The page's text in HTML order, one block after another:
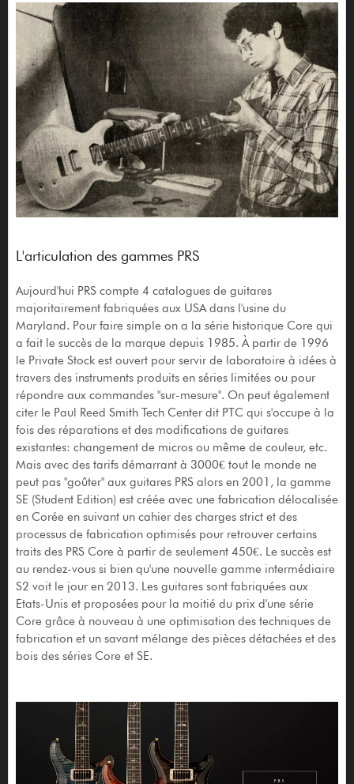
L'articulation des gammes PRS
Aujourd'hui PRS compte 4 catalogues de guitares
majoritairement fabriquées aux USA dans l'usine du
Maryland. Pour faire simple on a la série historique Core qui
a fait le succès de la marque depuis 1985. À partir de 1996
le Private Stock est ouvert pour servir de laboratoire à idées à
travers des instruments produits en séries limitées ou pour
répondre aux commandes "sur-mesure". On peut également
citer le Paul Reed Smith Tech Center dit PTC qui s'occupe à la
fois des réparations et des modifications de guitares
existantes: changement de micros ou même de couleur, etc.
Mais avec des tarifs démarrant à 3000€ tout le monde ne
peut pas "goûter" aux guitares PRS alors en 2001, la gamme
SE (Student Edition) est créée avec une fabrication délocalisée
en Corée en suivant un cahier des charges strict et des
processus de fabrication optimisés pour retrouver certains
traits des PRS Core à partir de seulement 450€. Le succès est
au rendez-vous si bien qu'une nouvelle gamme intermédiaire
S2 voit le jour en 2013. Les guitares sont fabriquées aux
Etats-Unis et proposées pour la moitié du prix d'une série
Core grâce à nouveau à une optimisation des techniques de
fabrication et un savant mélange des pièces détachées et des
bois des séries Core et SE.